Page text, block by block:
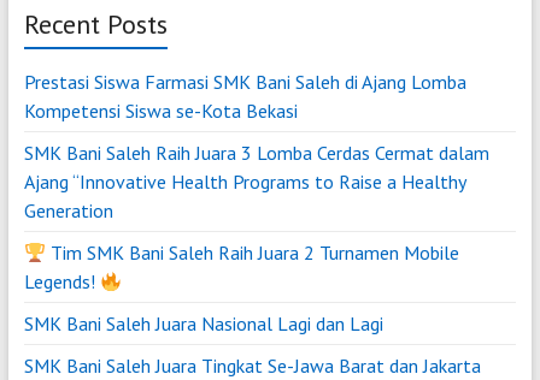
Recent Posts
Prestasi Siswa Farmasi SMK Bani Saleh di Ajang Lomba
Kompetensi Siswa se-Kota Bekasi
SMK Bani Saleh Raih Juara 3 Lomba Cerdas Cermat dalam
Ajang “Innovative Health Programs to Raise a Healthy
Generation
Tim SMK Bani Saleh Raih Juara 2 Turnamen Mobile
Legends!
SMK Bani Saleh Juara Nasional Lagi dan Lagi
SMK Bani Saleh Juara Tingkat Se-Jawa Barat dan Jakarta